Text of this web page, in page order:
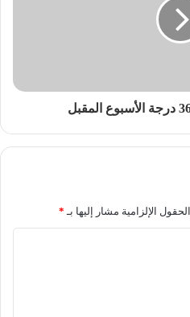
الحقول الإلزامية مشار إليها بـ *